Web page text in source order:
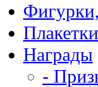
Плакетки
Награды
-